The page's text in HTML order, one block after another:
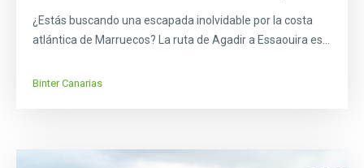
¿Estás buscando una escapada inolvidable por la costa
atlántica de Marruecos? La ruta de Agadir a Essaouira es...
Binter Canarias